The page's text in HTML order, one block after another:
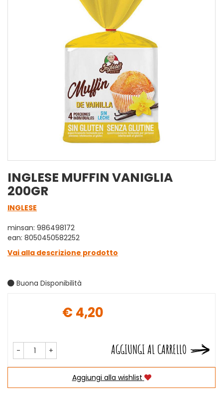
INGLESE MUFFIN VANIGLIA
200GR
INGLESE
minsan: 986498172
ean: 8050450582252
Vai alla descrizione prodotto
Buona Disponibilità
€ 4,20
- + AGGIUNGI AL CARRELLO
Aggiungi alla wishlist